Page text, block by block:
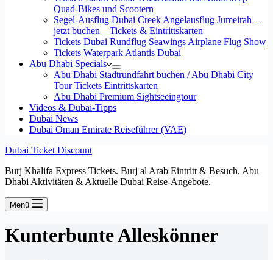
Quad-Bikes und Scootern
Segel-Ausflug Dubai Creek Angelausflug Jumeirah –
jetzt buchen – Tickets & Eintrittskarten
Tickets Dubai Rundflug Seawings Airplane Flug Show
Tickets Waterpark Atlantis Dubai
Abu Dhabi Specials
Abu Dhabi Stadtrundfahrt buchen / Abu Dhabi City
Tour Tickets Eintrittskarten
Abu Dhabi Premium Sightseeingtour
Videos & Dubai-Tipps
Dubai News
Dubai Oman Emirate Reiseführer (VAE)
Dubai Ticket Discount
Burj Khalifa Express Tickets. Burj al Arab Eintritt & Besuch. Abu
Dhabi Aktivitäten & Aktuelle Dubai Reise-Angebote.
Menü
Kunterbunte Alleskönner